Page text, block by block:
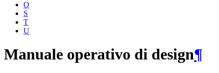
O
S
T
U
Manuale operativo di design¶